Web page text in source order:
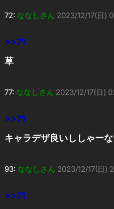
72: ななしさん 2023/12/17(日)
>>71
草
77: ななしさん 2023/12/17(日)
>>71
キャラデザ良いししゃー
93: ななしさん 2023/12/17(日)
>>71